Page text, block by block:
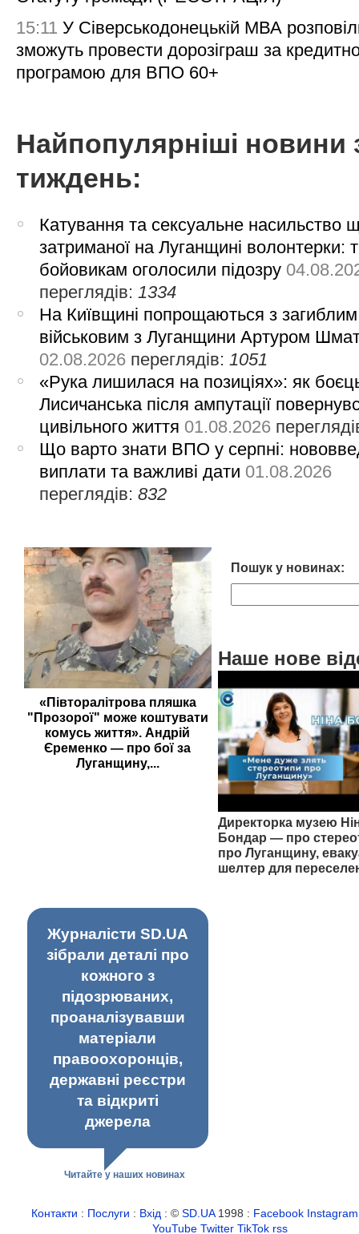
15:11 У Сіверськодонецькій МВА
зможуть провести дорозіграш за
програмою для ВПО 60+
Найпопулярніші новини
тиждень:
Катування та сексуальне насильство
затриманої на Луганщині волонтерки:
бойовикам оголосили підозру
переглядів: 1334
На Київщині попрощаються з загиблим
військовим з Луганщини Артуром
02.08.2026 переглядів: 1051
«Рука лишилася на позиціях»: як
Лисичанська після ампутації
цивільного життя 01.08.2026
Що варто знати ВПО у серпні:
виплати та важливі дати 01.08.2026
переглядів:832
«Півторалітрова пляшка
"Прозорої" може коштувати
комусь життя». Андрій
Єременко — про бої за
Луганщину,...
Пошук у новинах:
Наше нове
Директорка музею
Бондар — про
про Луганщину,
шелтер для
Журналісти SD.UA
зібрали деталі про
кожного з
підозрюваних,
проаналізувавши
матеріали
правоохоронців,
державні реєстри
та відкриті
джерела
Читайте у наших новинах
Контакти : Послуги : Вхід : ©SD.UA1998 : Facebook Instagram
YouTube Twitter TikTok rss